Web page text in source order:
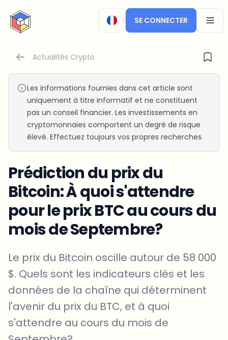
CryptoTicker
SE CONNECTER
Actualités Crypto
Les informations fournies dans cet article sont
uniquement à titre informatif et ne constituent
pas un conseil financier. Les investissements en
cryptomonnaies comportent un degré de risque
élevé. Effectuez toujours vos propres recherches.
Prédiction du prix du
Bitcoin: À quoi s'attendre
pour le prix BTC au cours du
mois de Septembre?
Le prix du Bitcoin oscille autour de 58 000
$. Quels sont les indicateurs clés et les
données de la chaîne qui déterminent
l'avenir du prix du BTC, et à quoi
s'attendre au cours du mois de